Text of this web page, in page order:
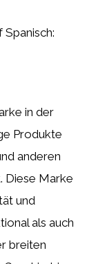
in der
Produkte
anderen
Diese Marke
und
als auch
breiten